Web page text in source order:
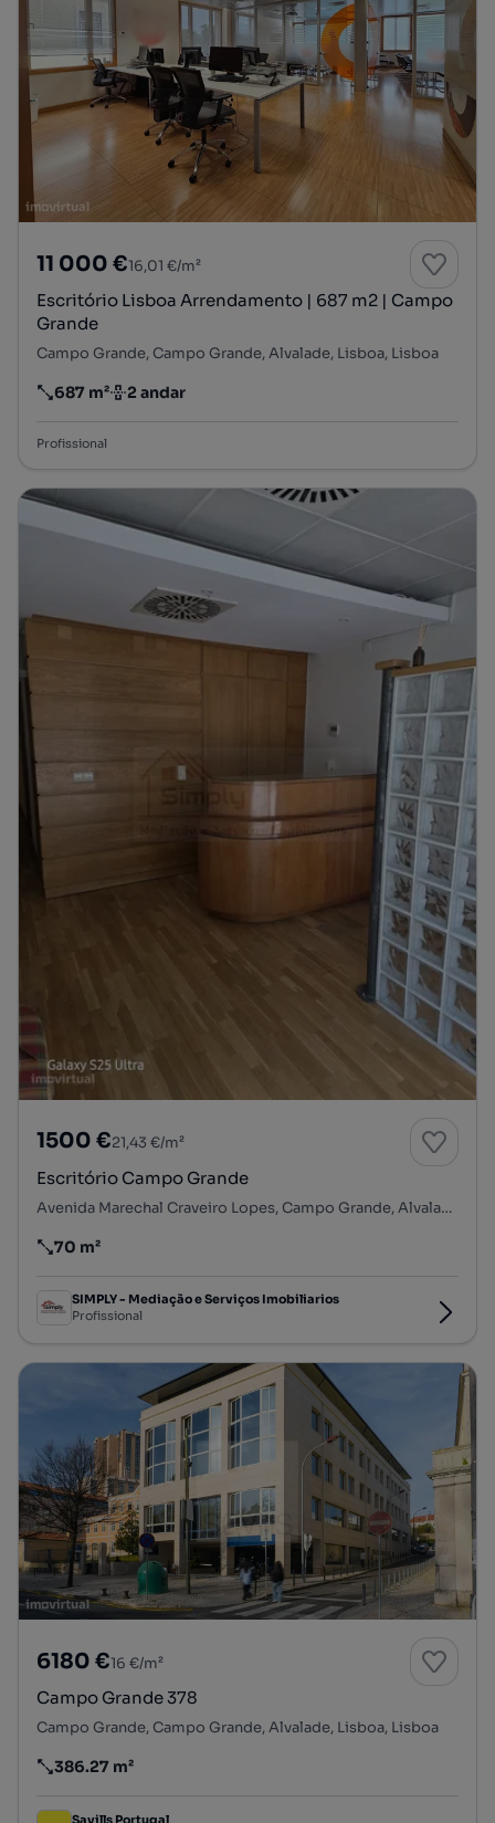
11 000 €16,01 €/m²
Escritório Lisboa Arrendamento | 687 m2 | Campo
Grande
Campo Grande, Campo Grande, Alvalade, Lisboa, Lisboa
Preço por metro quadrado
687 m²
Andar 2 andar
Profissional
1500 €21,43 €/m²
Escritório Campo Grande
Avenida Marechal Craveiro Lopes, Campo Grande, Alvalade, Lisboa, Lisboa
Preço por metro quadrado
70 m²
SIMPLY - Mediação e Serviços Imobiliarios
Profissional
6180 €16 €/m²
Campo Grande 378
Campo Grande, Campo Grande, Alvalade, Lisboa, Lisboa
Preço por metro quadrado
386.27 m²
Savills Portugal